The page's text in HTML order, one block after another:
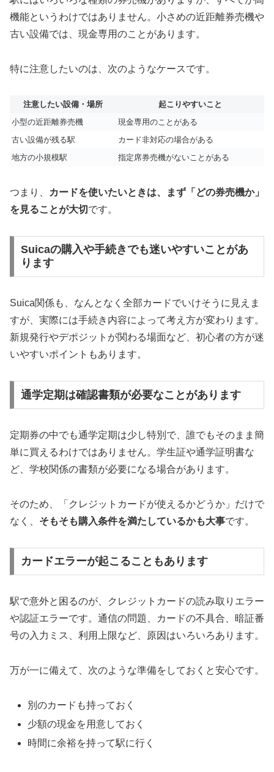
機能というわけではありません。小さめの近距離券売機や
古い設備では、現金専用のことがあります。
特に注意したいのは、次のようなケースです。
注意したい設備・場所
起こりやすいこと
小型の近距離券売機
現金専用のことがある
古い設備が残る駅
カード非対応の場合がある
地方の小規模駅
指定席券売機がないことがある
つまり、
カードを使いたいときは、まず「どの券売機か」
を見ることが大切 です。
Suicaの購入や手続きでも迷いやすいことがあ
ります
Suica関係も、なんとなく全部カードでいけそうに見えま
すが、実際には手続き内容によって考え方が変わります。
新規発行やデポジットが関わる場面など、初心者の方が迷
いやすいポイントもあります。
通学定期は確認書類が必要なことがあります
定期券の中でも通学定期は少し特別で、誰でもそのまま簡
単に買えるわけではありません。学生証や通学証明書な
ど、学校関係の書類が必要になる場合があります。
そのため、「クレジットカードが使えるかどうか」だけで
なく、 そもそも購入条件を満たしているかも大事です。
カードエラーが起こることもあります
駅で意外と困るのが、クレジットカードの読み取りエラー
や認証エラーです。通信の問題、カードの不具合、暗証番
号の入力ミス、利用上限など、原因はいろいろあります。
万が一に備えて、次のような準備をしておくと安心です。
別のカードも持っておく
少額の現金を用意しておく
時間に余裕を持って駅に行く